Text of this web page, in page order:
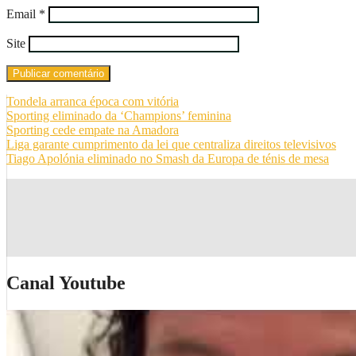
Email *
Site
Tondela arranca época com vitória
Sporting eliminado da ‘Champions’ feminina
Sporting cede empate na Amadora
Liga garante cumprimento da lei que centraliza direitos televisivos
Tiago Apolónia eliminado no Smash da Europa de ténis de mesa
Canal Youtube